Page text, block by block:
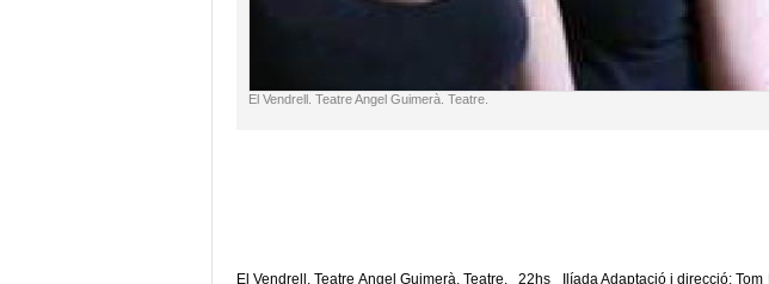
El Vendrell. Teatre Angel Guimerà. Teatre.
El Vendrell. Teatre Angel Guimerà. Teatre. 22hs Ilíada Adaptació i direcció: Tom